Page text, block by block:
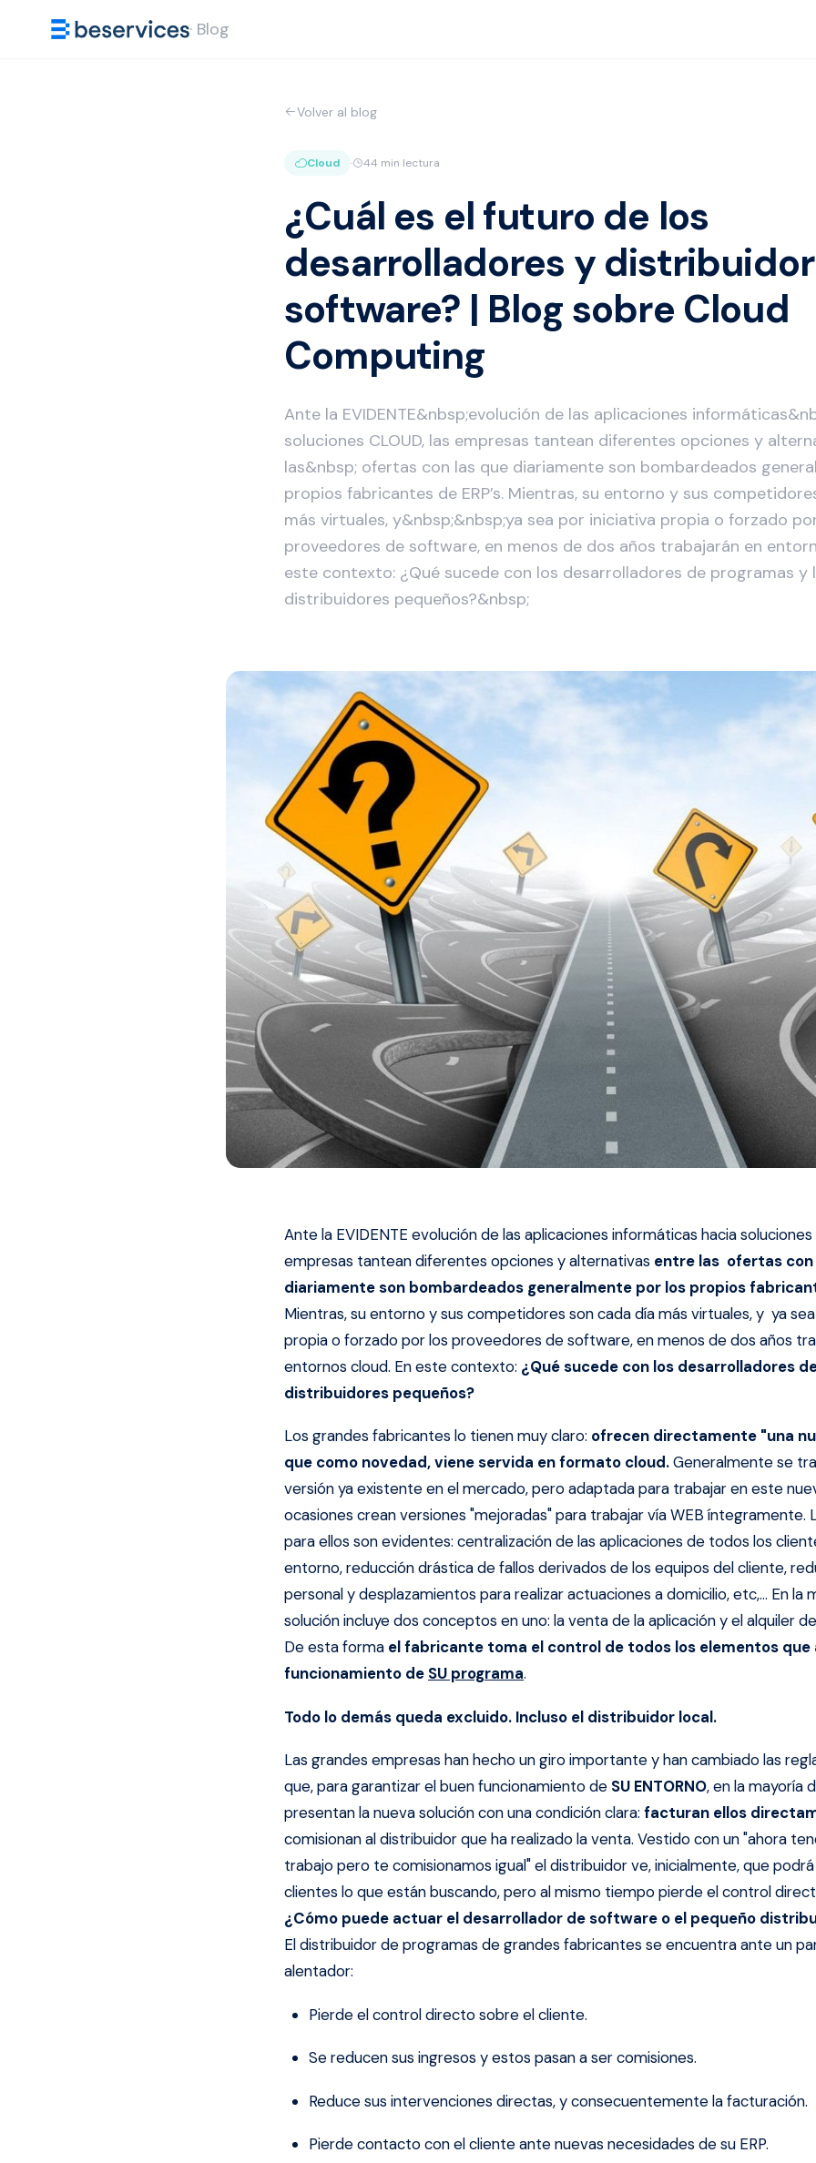
· Blog
Volver al blog
Cloud · 44 min lectura
¿Cuál es el futuro de los
desarrolladores y
software? | Blog sobre Cloud
Computing
Ante la EVIDENTE&nbsp;evolución de las aplicaciones
soluciones CLOUD, las empresas tantean diferentes opciones y
las&nbsp; ofertas con las que diariamente son bombardeados
propios fabricantes de ERP’s. Mientras, su entorno y sus
más virtuales, y&nbsp;&nbsp;ya sea por iniciativa propia o forzado
proveedores de software, en menos de dos años trabajarán en
este contexto: ¿Qué sucede con los desarrolladores de programas y
distribuidores pequeños?&nbsp;
Ante la EVIDENTE evolución de las aplicaciones informáticas hacia soluciones
empresas tantean diferentes opciones y alternativas entre las ofertas con
diariamente son bombardeados generalmente por los propios
Mientras, su entorno y sus competidores son cada día más virtuales, y ya
propia o forzado por los proveedores de software, en menos de dos años
entornos cloud. En este contexto: ¿Qué sucede con los desarrolladores
distribuidores pequeños?
Los grandes fabricantes lo tienen muy claro: ofrecen directamente "una
que como novedad, viene servida en formato cloud.Generalmente se
versión ya existente en el mercado, pero adaptada para trabajar en este
ocasiones crean versiones "mejoradas" para trabajar vía WEB íntegramente.
para ellos son evidentes: centralización de las aplicaciones de todos los
entorno, reducción drástica de fallos derivados de los equipos del cliente,
personal y desplazamientos para realizar actuaciones a domicilio, etc,... En la
solución incluye dos conceptos en uno: la venta de la aplicación y el alquiler
De esta forma el fabricante toma el control de todos los elementos
funcionamiento de SU programa.
Todo lo demás queda excluido. Incluso el distribuidor local.
Las grandes empresas han hecho un giro importante y han cambiado las
que, para garantizar el buen funcionamiento de SU ENTORNO, en la mayoría
presentan la nueva solución con una condición clara: facturan ellos
comisionan al distribuidor que ha realizado la venta. Vestido con un "ahora
trabajo pero te comisionamos igual" el distribuidor ve, inicialmente, que
clientes lo que están buscando, pero al mismo tiempo pierde el control
¿Cómo puede actuar el desarrollador de software o el pequeño
El distribuidor de programas de grandes fabricantes se encuentra ante un
alentador:
Pierde el control directo sobre el cliente.
Se reducen sus ingresos y estos pasan a ser comisiones.
Reduce sus intervenciones directas, y consecuentemente la facturación.
Pierde contacto con el cliente ante nuevas necesidades de su ERP.